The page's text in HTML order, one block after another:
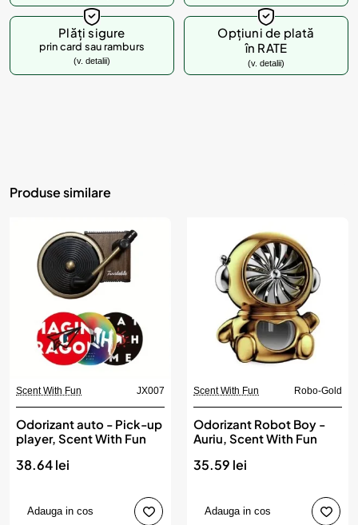
Plăți sigure
prin card sau ramburs
(v. detalii)
Opțiuni de plată
în RATE
(v. detalii)
Produse similare
Scent With Fun JX007
Odorizant auto - Pick-up
player, Scent With Fun
38.64 lei
Adauga in cos
Scent With Fun Robo-Gold
Odorizant Robot Boy -
Auriu, Scent With Fun
35.59 lei
Adauga in cos